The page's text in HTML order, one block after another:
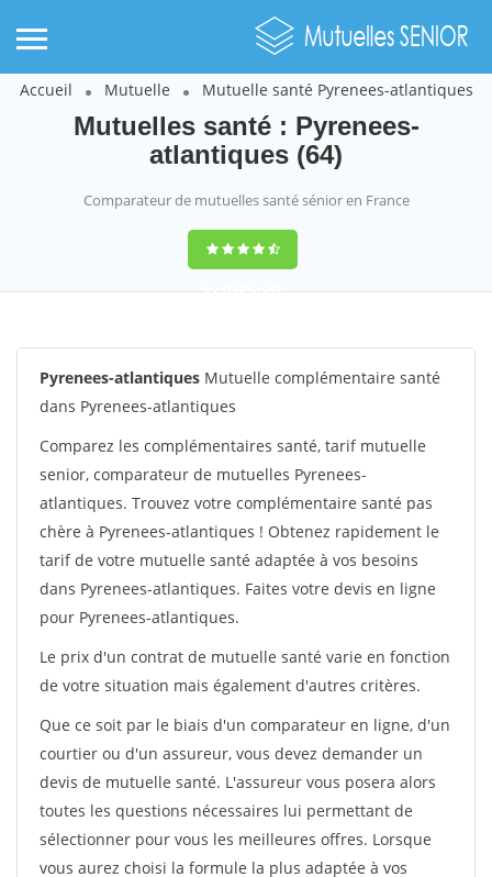
Accueil Mutuelle Mutuelle santé Pyrenees-atlantiques
Mutuelles santé : Pyrenees-
atlantiques (64)
Comparateur de mutuelles santé sénior en France
9,2(100%)242
Pyrenees-atlantiques Mutuelle complémentaire santé
dans Pyrenees-atlantiques
Comparez les complémentaires santé, tarif mutuelle
senior, comparateur de mutuelles Pyrenees-
atlantiques. Trouvez votre complémentaire santé pas
chère à Pyrenees-atlantiques ! Obtenez rapidement le
tarif de votre mutuelle santé adaptée à vos besoins
dans Pyrenees-atlantiques. Faites votre devis en ligne
pour Pyrenees-atlantiques.
Le prix d'un contrat de mutuelle santé varie en fonction
de votre situation mais également d'autres critères.
Que ce soit par le biais d'un comparateur en ligne, d'un
courtier ou d'un assureur, vous devez demander un
devis de mutuelle santé. L'assureur vous posera alors
toutes les questions nécessaires lui permettant de
sélectionner pour vous les meilleures offres. Lorsque
vous aurez choisi la formule la plus adaptée à vos